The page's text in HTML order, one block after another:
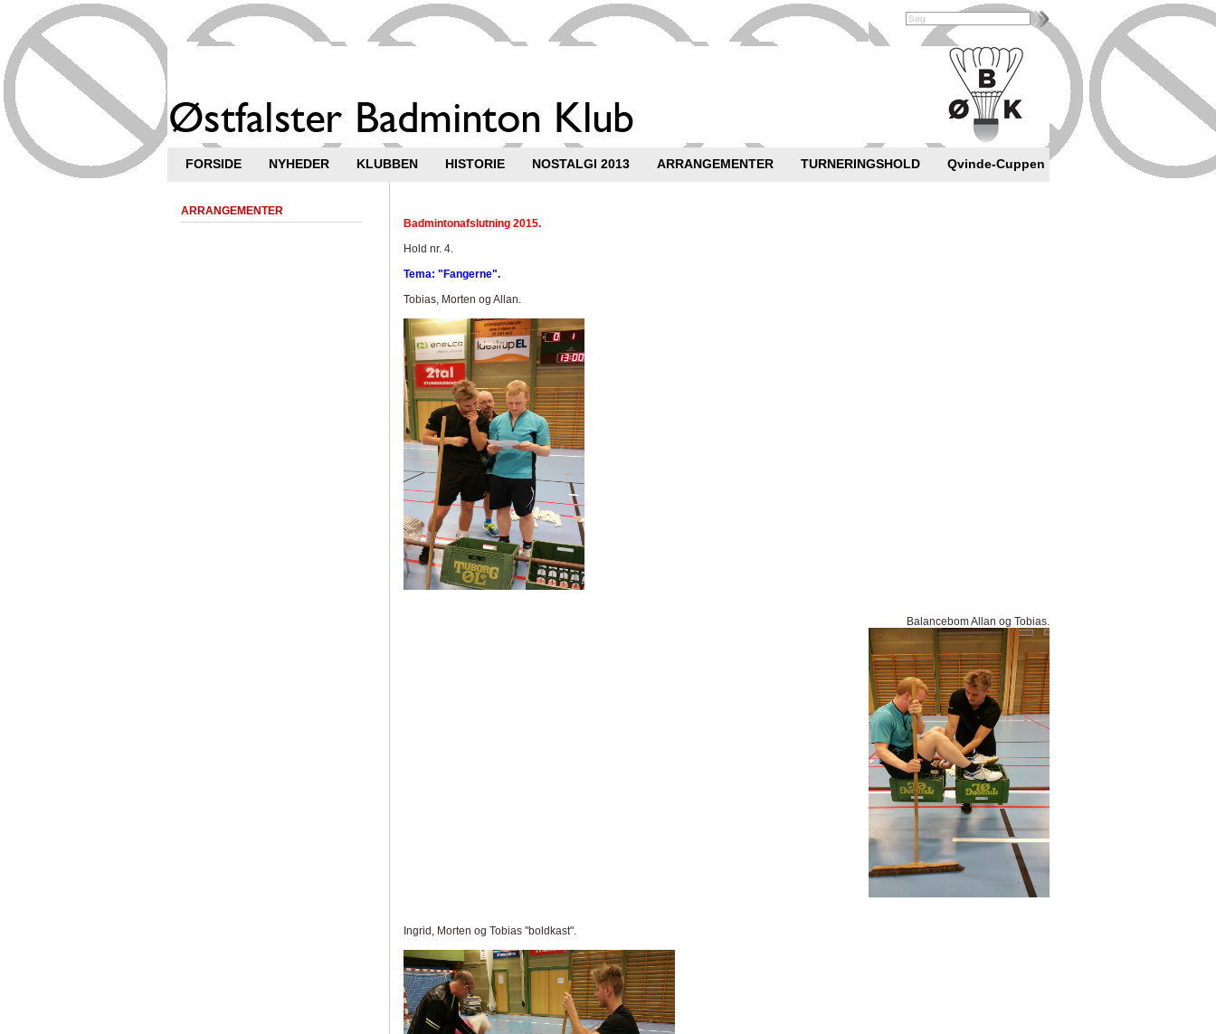
FORSIDE NYHEDER KLUBBEN HISTORIE NOSTALGI 2013 ARRANGEMENTER TURNERINGSHOLD Qvinde-Cuppen
ARRANGEMENTER
Badmintonafslutning 2015.
Hold nr. 4.
Tema: "Fangerne".
Tobias, Morten og Allan.
Balancebom Allan og Tobias.
Ingrid, Morten og Tobias "boldkast".